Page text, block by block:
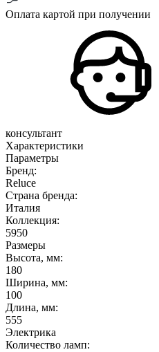
Оплата картой при получении
консультант
Характеристики
Параметры
Бренд:
Reluce
Страна бренда:
Италия
Коллекция:
5950
Размеры
Высота, мм:
180
Ширина, мм:
100
Длина, мм:
555
Электрика
Количество ламп: